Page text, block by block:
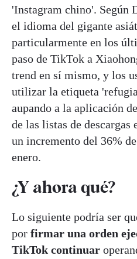
'Instagram chino'. Según
el idioma del gigante
particularmente en los
paso de TikTok a
trend en sí mismo, y los
utilizar la etiqueta
aupando a la aplicación
de las listas de descargas
un incremento del 36%
enero.
¿Y ahora qué?
Lo siguiente podría ser
por firmar una orden
TikTok continuar